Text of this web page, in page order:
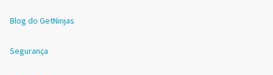
Blog do GetNinjas
Segurança